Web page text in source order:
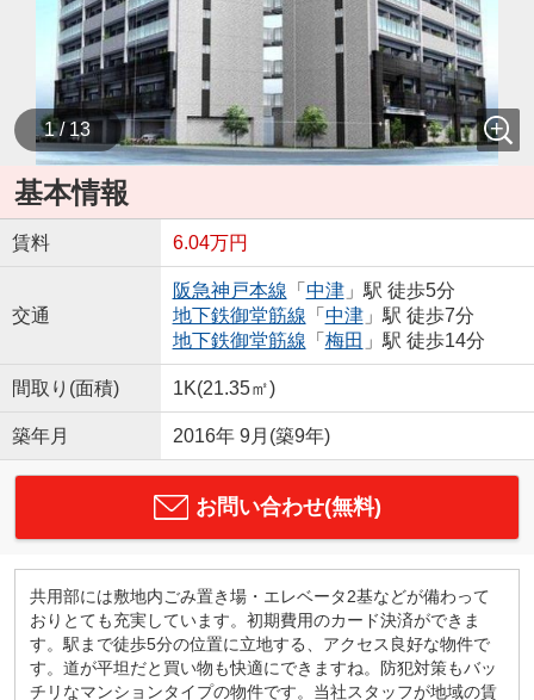
1 / 13
基本情報
賃料 6.04万円
交通
阪急神戸本線 「 中津」駅 徒歩5分
地下鉄御堂筋線 「 中津」駅 徒歩7分
地下鉄御堂筋線 「 梅田 」駅 徒歩14分
間取り(面積) 1K(21.35㎡)
築年月 2016年 9月(築9年)
お問い合わせ(無料)
共用部には敷地内ごみ置き場・エレベータ2基などが備わって
おりとても充実しています。初期費用のカード決済ができま
す。駅まで徒歩5分の位置に立地する、アクセス良好な物件で
す。道が平坦だと買い物も快適にできますね。防犯対策もバッ
チリなマンションタイプの物件です。当社スタッフが地域の賃